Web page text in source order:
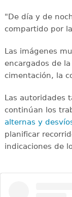
"De día y de
compartido por
Las imágenes
encargados de
cimentación, la
Las autoridades
continúan los
alternas y
planificar
indicaciones de